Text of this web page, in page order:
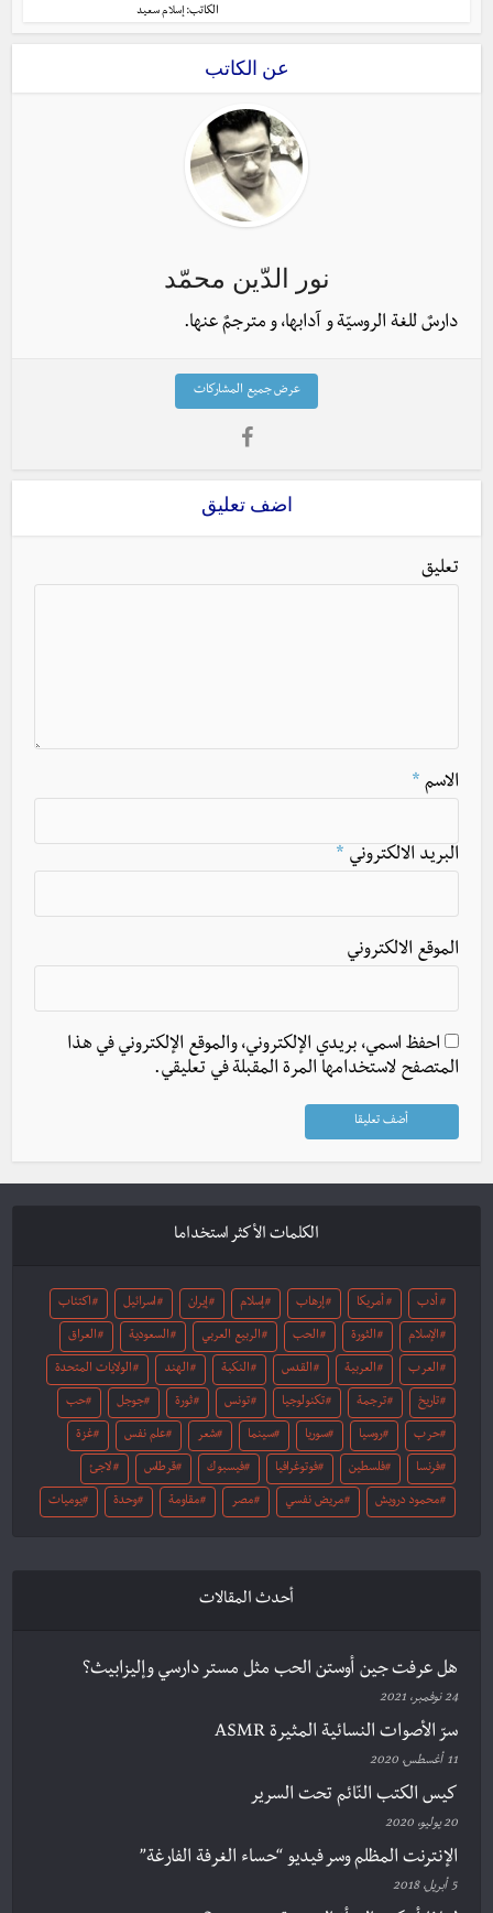
الكاتب: إسلام سعيد
عن الكاتب
نور الدّين محمّد
دارسٌ للغة الروسيّة و آدابها، و مترجمٌ عنها.
عرض جميع المشاركات
اضف تعليق
تعليق
الاسم *
البريد الالكتروني *
الموقع الالكتروني
احفظ اسمي، بريدي الإلكتروني، والموقع الإلكتروني في هذا
المتصفح لاستخدامها المرة المقبلة في تعليقي.
الكلمات الأكثر استخداما
أدب أمريكا إرهاب إسلام إيران اسرائيل اكتئاب
الإسلام الثورة الحب الربيع العربي السعودية العراق
العرب العربية القدس النكبة الهند الولايات المتحدة
تاريخ ترجمة تكنولوجيا تونس ثورة جوجل حب
حرب روسيا سوريا سينما شعر علم نفس غزة
فرنسا فلسطين فوتوغرافيا فيسبوك قرطاس لاجئ
محمود درويش مريض نفسي مصر مقاومة وحدة يوميات
أحدث المقالات
هل عرفت جين أوستن الحب مثل مستر دارسي وإليزابيث؟
24 نوفمبر، 2021
سرّ الأصوات النسائية المثيرة ASMR
11 أغسطس، 2020
كيس الكتب النّائم تحت السرير
20 يوليو، 2020
الإنترنت المظلم وسر فيديو “حساء الغرفة الفارغة”
5 أبريل، 2018